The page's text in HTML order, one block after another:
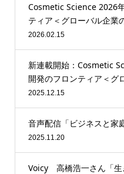
Cosmetic Science 2026
ティア＜グローバル企業
2026.02.15
新連載開始：Cosmetic
開発のフロンティア＜グ
2025.12.15
音声配信「ビジネスと家
2025.11.20
Voicy 高橋浩一さん「生